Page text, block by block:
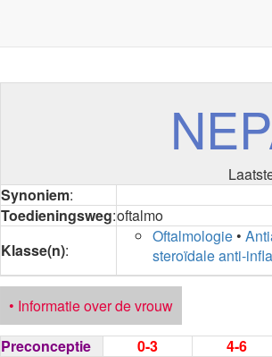
Synoniem:
Toedieningsweg:oftalmo
Klasse(n):
Oftalmologie •
steroïdale anti-
• Informatie over de vrouw
Preconceptie
0-3 4-6